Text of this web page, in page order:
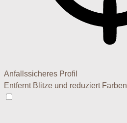
Anfallssicheres Profil
Entfernt Blitze und reduziert Farben